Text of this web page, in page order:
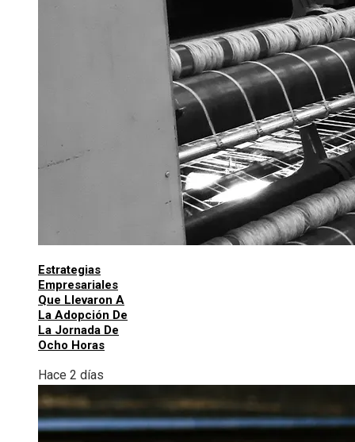
Estrategias
Empresariales
Que Llevaron A
La Adopción De
La Jornada De
Ocho Horas
Hace 2 días